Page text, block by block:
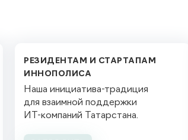
РЕЗИДЕНТАМ И СТАРТАПАМ
ИННОПОЛИСА
Наша инициатива-традиция
для взаимной поддержки
ИТ-компаний Татарстана.